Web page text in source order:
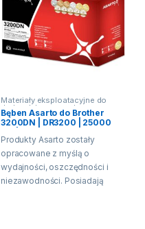
Materiały eksploatacyjne do
drukarek laserowych
Bęben Asarto do Brother
3200DN | DR3200 | 25000
Produkty Asarto zostały
opracowane z myślą o
wydajności, oszczędności i
niezawodności. Posiadają